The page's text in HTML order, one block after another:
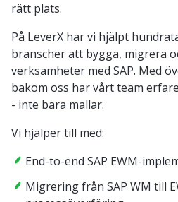
rätt plats.
På LeverX har vi hjälpt
branscher att bygga, migrera
verksamheter med SAP. Med
bakom oss har vårt team
- inte bara mallar.
Vi hjälper till med:
End-to-end SAP EWM-
Migrering från SAP WM till